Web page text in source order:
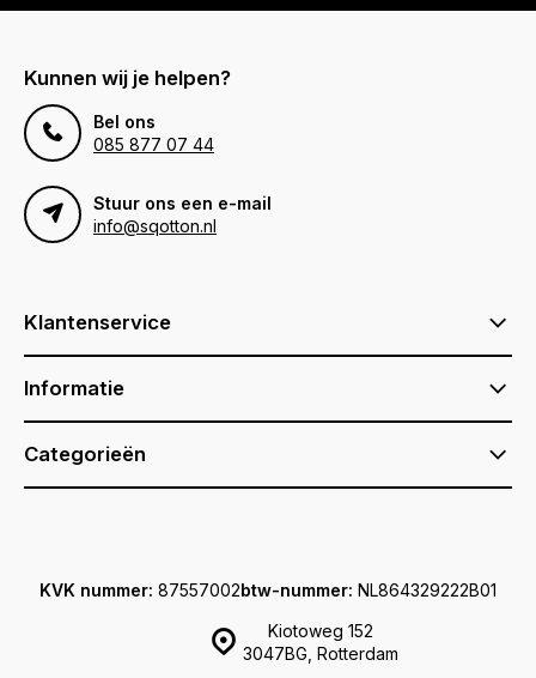
Kunnen wij je helpen?
Bel ons
085 877 07 44
Stuur ons een e-mail
info@sqotton.nl
Klantenservice
Informatie
Categorieën
Kiotoweg 152
3047BG, Rotterdam
KVK nummer: 87557002btw-nummer: NL864329222B01